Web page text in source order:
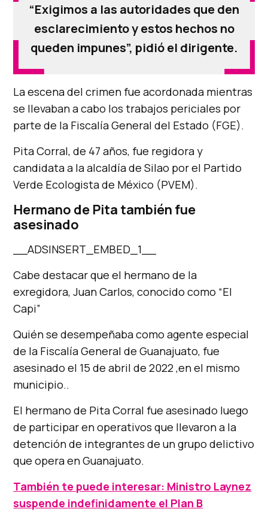
“Exigimos a las autoridades que den
esclarecimiento y estos hechos no
queden impunes”, pidió el dirigente.
La escena del crimen fue acordonada mientras
se llevaban a cabo los trabajos periciales por
parte de la Fiscalía General del Estado (FGE).
Pita Corral, de 47 años, fue regidora y
candidata a la alcaldía de Silao por el Partido
Verde Ecologista de México (PVEM).
Hermano de Pita también fue
asesinado
__ADSINSERT_EMBED_1__
Cabe destacar que el hermano de la
exregidora, Juan Carlos, conocido como “El
Capi”
Quién se desempeñaba como agente especial
de la Fiscalía General de Guanajuato, fue
asesinado el 15 de abril de 2022 ,en el mismo
municipio..
El hermano de Pita Corral fue asesinado luego
de participar en operativos que llevaron a la
detención de integrantes de un grupo delictivo
que opera en Guanajuato.
También te puede interesar: Ministro Laynez
suspende indefinidamente el Plan B